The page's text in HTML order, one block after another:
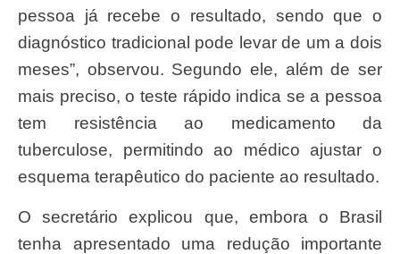
pessoa já recebe o resultado, sendo que o
diagnóstico tradicional pode levar de um a dois
meses”, observou. Segundo ele, além de ser
mais preciso, o teste rápido indica se a pessoa
tem resistência ao medicamento da
tuberculose, permitindo ao médico ajustar o
esquema terapêutico do paciente ao resultado.
O secretário explicou que, embora o Brasil
tenha apresentado uma redução importante